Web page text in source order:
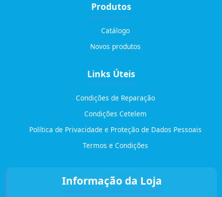
Produtos
Catálogo
Novos produtos
Links Úteis
Condições de Reparação
Condições Cetelem
Política de Privacidade e Proteção de Dados Pessoais
Termos e Condições
Informação da Loja